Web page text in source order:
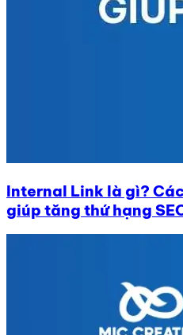
Internal Link là gì?
giúp tăng thứ hạng